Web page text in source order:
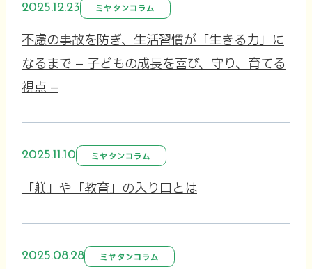
2025.12.23 ミヤタンコラム
不慮の事故を防ぎ、生活習慣が「生きる力」に
なるまで – 子どもの成長を喜び、守り、育てる
視点 –
2025.11.10 ミヤタンコラム
「躾」や「教育」の入り口とは
2025.08.28 ミヤタンコラム